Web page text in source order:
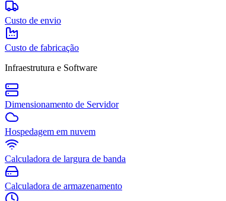
Custo de envio
Custo de fabricação
Infraestrutura e Software
Dimensionamento de Servidor
Hospedagem em nuvem
Calculadora de largura de banda
Calculadora de armazenamento